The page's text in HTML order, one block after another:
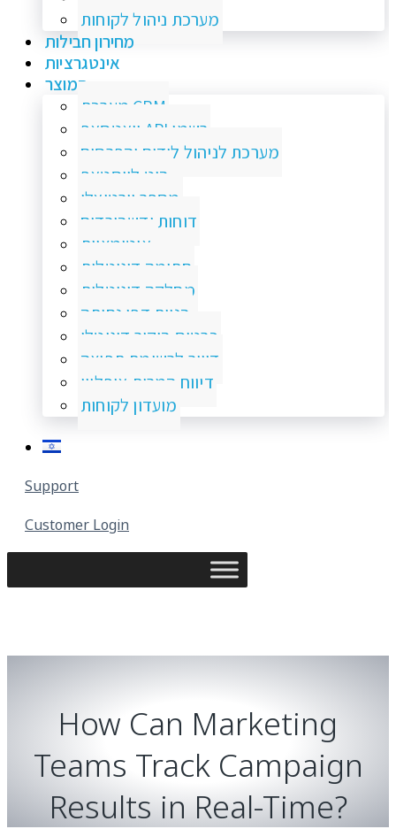
מערכת ניהול לקוחות
מחירון חבילות
אינטגרציות
המוצר
מערכת CRM
וואטסאפ API רשמי
מערכת לניהול לידים והפרסום
בוט לווסטאפ
מספר וירטואלי
דוחות ודשבורדים
אוטומציות
חתימה דיגיטלית
מחלקה דיגיטלית
בניית דפי נחיתה
כרטיס ביקור דיגיטלי
דיוור לרשימת תפוצה
דיווח המרות אופליין
מועדון לקוחות
Support
Customer Login
How Can Marketing
Teams Track Campaign
Results in Real-Time?